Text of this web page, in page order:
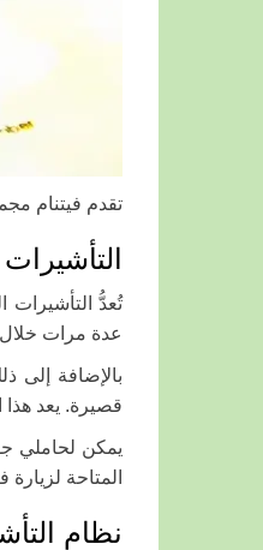
تقدم فيتنام
تُعدُّ التأشيرات
عدة مرات
بالإضافة إلى
قصيرة. يعد هذا
يمكن لحاملي
المتاحة لزيارة
نظام